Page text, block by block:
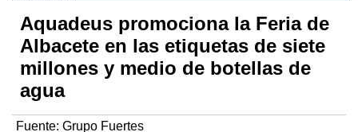
Aquadeus promociona la Feria de
Albacete en las etiquetas de siete
millones y medio de botellas de
agua
Fuente: Grupo Fuertes